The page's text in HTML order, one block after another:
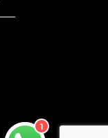
1